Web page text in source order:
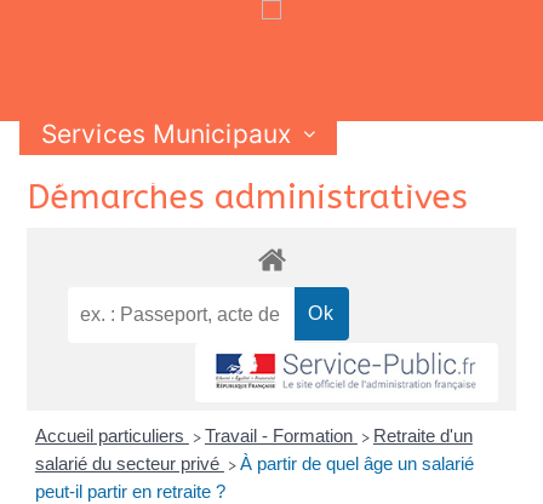
Services Municipaux
Vie Municipale
Vie Pratique
Contactez-nous
SkipDémarches administratives
Accueil particuliers > Travail - Formation > Retraite d'un
salarié du secteur privé > À partir de quel âge un salarié
peut-il partir en retraite ?